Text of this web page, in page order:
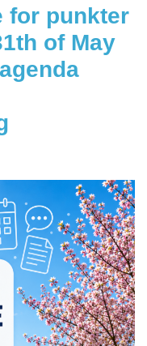
for punkter
of May